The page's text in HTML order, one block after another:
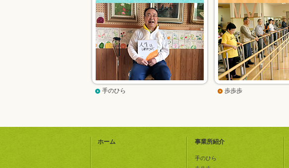
手のひら 歩歩歩
ホーム 事業所紹介
手のひら